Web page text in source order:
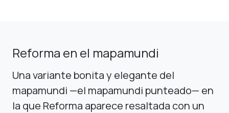
Reforma en el mapamundi
Una variante bonita y elegante del
mapamundi —el mapamundi punteado— en
la que Reforma aparece resaltada con un